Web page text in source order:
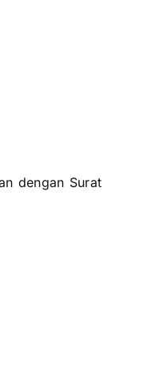
dengan Surat